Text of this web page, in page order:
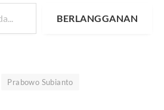
BERLANGGANAN
Prabowo Subianto